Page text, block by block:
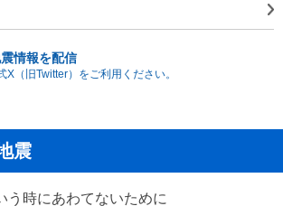
情報を配信
X（旧Twitter）をご利用ください。
震
う時にあわてないために